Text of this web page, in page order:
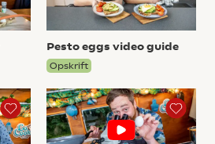
Pesto eggs video guide
Opskrift